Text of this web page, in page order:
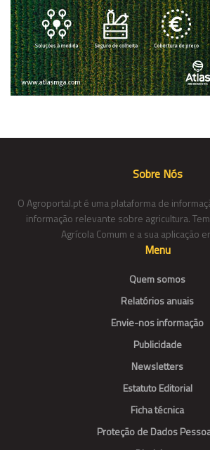
Sobre Nós
O Agroportal.pt é uma plataforma de
informação relevante sobre agricultura.
Agrícola Comum e a sua aplicação
Menu
Quem somos
Relatórios anuais
Envie-nos informação
Publicidade
Newsletters
Estatuto Editorial
Ficha técnica
Proteção de Dados